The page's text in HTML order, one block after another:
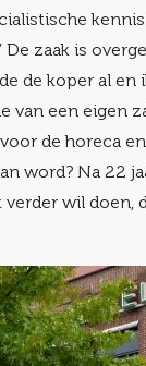
zaak is
de koper al
van een eigen
de horeca
word? Na 22
wil doen,